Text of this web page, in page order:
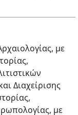
με
Διαχείρισης
με